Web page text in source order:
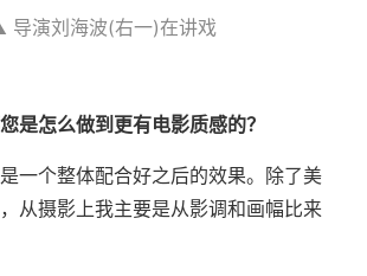
导演刘海波(右一)在讲戏
是怎么做到更有电影质感的？
一个整体配合好之后的效果。除了美
从摄影上我主要是从影调和画幅比来